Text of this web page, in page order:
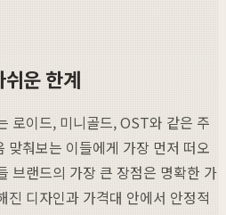
운 한계
로이드, 미니골드, OST와 같은 주
맞춰보는 이들에게 가장 먼저 떠오
브랜드의 가장 큰 장점은 명확한 가
진 디자인과 가격대 안에서 안정적